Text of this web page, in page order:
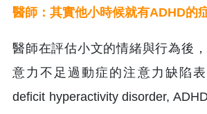
醫師：其實他小時候就有ADHD的
醫師在評估小文的情緒與行為後
意力不足過動症的注意力缺陷
deficit hyperactivity disorder,